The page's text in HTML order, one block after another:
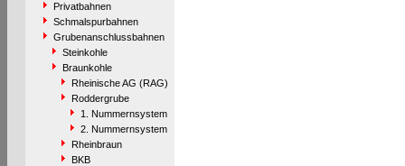
Privatbahnen
Schmalspurbahnen
Grubenanschlussbahnen
Steinkohle
Braunkohle
Rheinische AG (RAG)
Roddergrube
1. Nummernsystem
2. Nummernsystem
Rheinbraun
BKB